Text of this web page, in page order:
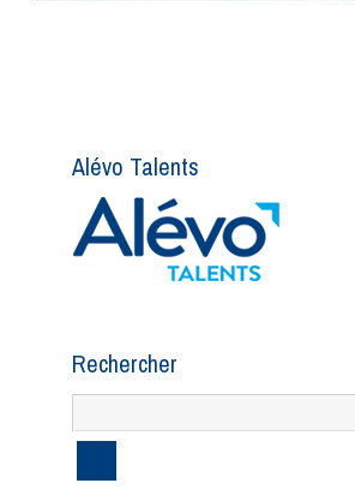
Alévo Talents
Rechercher